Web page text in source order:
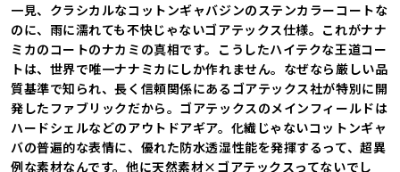
一見、クラシカルなコットンギャバジンのステンカラーコートな
のに、雨に濡れても不快じゃないゴアテックス仕様。これがナナ
ミカのコートのナカミの真相です。こうしたハイテクな王道コー
トは、世界で唯一ナナミカにしか作れません。なぜなら厳しい品
質基準で知られ、長く信頼関係にあるゴアテックス社が特別に開
発したファブリックだから。ゴアテックスのメインフィールドは
ハードシェルなどのアウトドアギア。化繊じゃないコットンギャ
バの普遍的な表情に、優れた防水透湿性能を発揮するって、超異
例な素材なんです。他に天然素材×ゴアテックスってないでし